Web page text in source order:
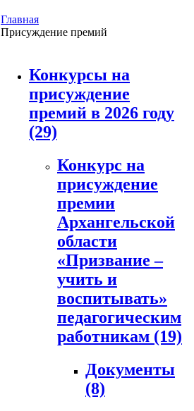
Главная
Присуждение премий
Конкурсы на
присуждение
премий в 2026 году
(29)
Конкурс на
присуждение
премии
Архангельской
области
«Призвание –
учить и
воспитывать»
педагогическим
работникам (19)
Документы
(8)